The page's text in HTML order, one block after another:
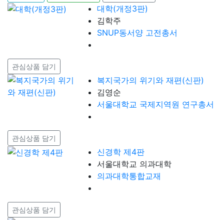
대학(개정3판)
김학주
SNUP동서양 고전총서
관심상품 담기
복지국가의 위기와 재편(신판)
김영순
서울대학교 국제지역원 연구총서
관심상품 담기
신경학 제4판
서울대학교 의과대학
의과대학통합교재
관심상품 담기